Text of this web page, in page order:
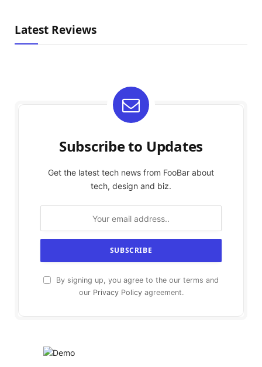
Latest Reviews
Subscribe to Updates
Get the latest tech news from FooBar about
tech, design and biz.
By signing up, you agree to the our terms and
our Privacy Policyagreement.